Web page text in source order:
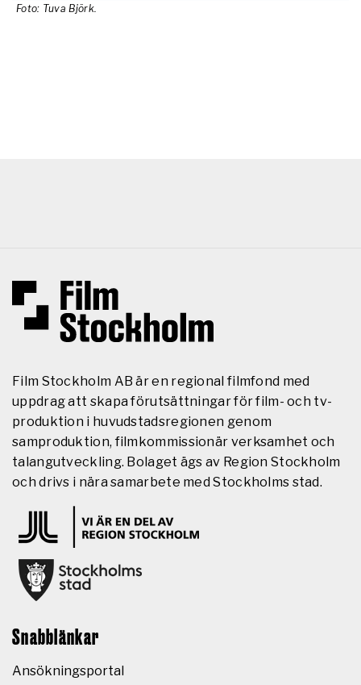
Foto: Tuva Björk.
Film Stockholm AB är en regional filmfond med
uppdrag att skapa förutsättningar för film- och tv-
produktion i huvudstadsregionen genom
samproduktion, filmkommissionär verksamhet och
talangutveckling. Bolaget ägs av Region Stockholm
och drivs i nära samarbete med Stockholms stad.
Snabblänkar
Ansökningsportal